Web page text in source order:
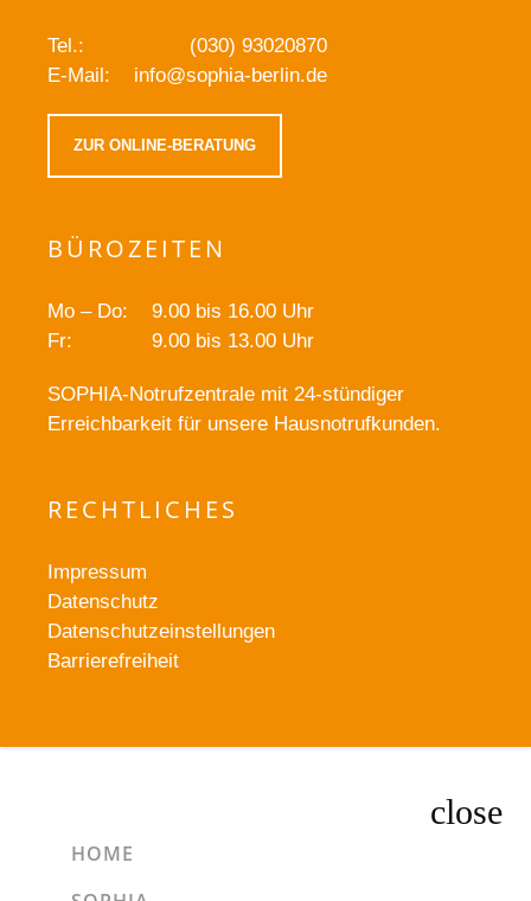
Tel.:
(030) 93020870
E-Mail:
info@sophia-berlin.de
ZUR ONLINE-BERATUNG
BÜROZEITEN
Mo – Do:
9.00 bis 16.00 Uhr
Fr:
9.00 bis 13.00 Uhr
SOPHIA-Notrufzentrale mit 24-stündiger
Erreichbarkeit für unsere Hausnotrufkunden.
RECHTLICHES
Impressum
Datenschutz
Datenschutzeinstellungen
Barrierefreiheit
HOME